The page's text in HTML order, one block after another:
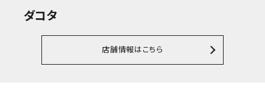
ダコタ
店舗情報はこちら